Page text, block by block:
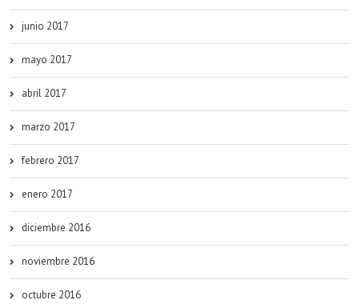
junio 2017
mayo 2017
abril 2017
marzo 2017
febrero 2017
enero 2017
diciembre 2016
noviembre 2016
octubre 2016